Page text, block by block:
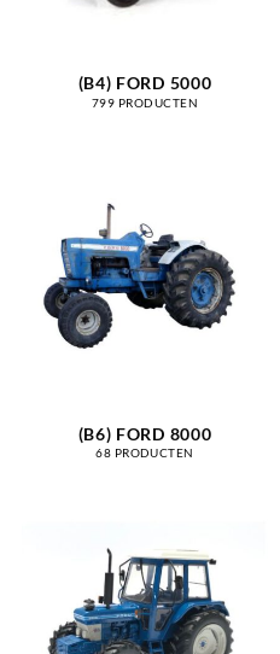
(B4) FORD 5000
799 PRODUCTEN
(B6) FORD 8000
68 PRODUCTEN